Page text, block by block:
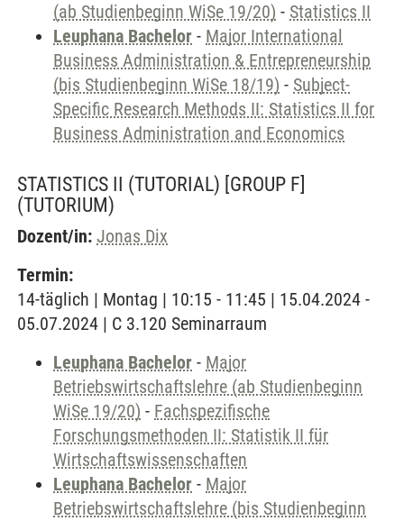
(ab Studienbeginn WiSe 19/20) - Statistics II
Leuphana Bachelor - Major International
Business Administration & Entrepreneurship
(bis Studienbeginn WiSe 18/19) - Subject-
Specific Research Methods II: Statistics II for
Business Administration and Economics
STATISTICS II (TUTORIAL) [GROUP F]
(TUTORIUM)
Dozent/in: Jonas Dix
Termin:
14-täglich | Montag | 10:15 - 11:45 | 15.04.2024 -
05.07.2024 | C 3.120 Seminarraum
Leuphana Bachelor - Major
Betriebswirtschaftslehre (ab Studienbeginn
WiSe 19/20) - Fachspezifische
Forschungsmethoden II: Statistik II für
Wirtschaftswissenschaften
Leuphana Bachelor - Major
Betriebswirtschaftslehre (bis Studienbeginn